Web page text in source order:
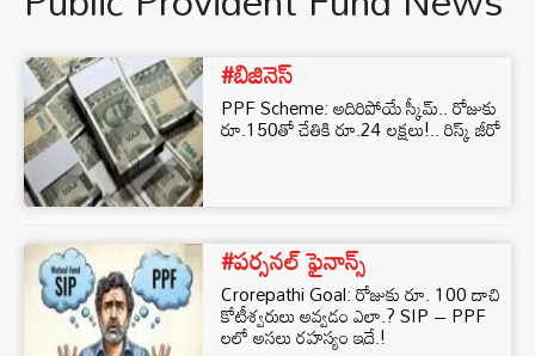
#బిజినెస్‌
PPF Scheme: అదిరిపోయే స్కీమ్.. రోజుకు
రూ.150తో చేతికి రూ.24 లక్షలు!.. రిస్క్ జీరో
#పర్సనల్‌ ఫైనాన్స్‌
Crorepathi Goal: రోజుకు రూ. 100 దాచి
కోటీశ్వరులు అవ్వడం ఎలా.? SIP – PPF
లలో అసలు రహస్యం ఇదే.!